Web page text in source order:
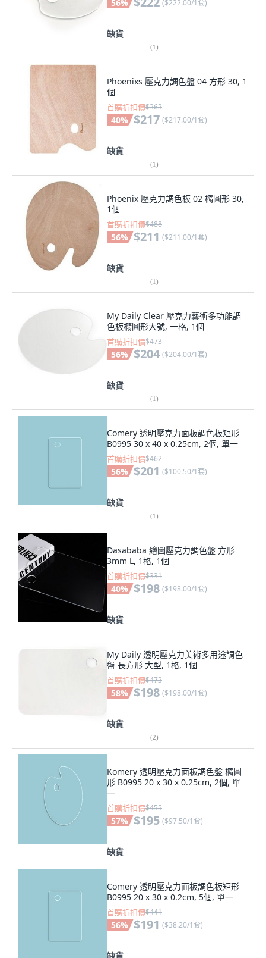
56% ($222.00/1套)
缺貨
(1)
Phoenixs 壓克力調色盤 04 方形 30, 1
個
首購折扣價$363
40% $217 ($217.00/1套)
缺貨
(1)
Phoenix 壓克力調色板 02 橢圓形 30,
1個
首購折扣價$488
56% $211 ($211.00/1套)
缺貨
(1)
My Daily Clear 壓克力藝術多功能調
色板橢圓形大號, 一格, 1個
首購折扣價$473
56% $204 ($204.00/1套)
缺貨
(1)
Comery 透明壓克力面板調色板矩形
B0995 30 x 40 x 0.25cm, 2個, 單一
首購折扣價$462
56% $201 ($100.50/1套)
缺貨
(1)
Dasababa 繪圖壓克力調色盤 方形
3mm L, 1格, 1個
首購折扣價$331
40% $198 ($198.00/1套)
缺貨
My Daily 透明壓克力美術多用途調色
盤 長方形 大型, 1格, 1個
首購折扣價$473
58% $198 ($198.00/1套)
缺貨
(2)
Komery 透明壓克力面板調色盤 橢圓
形 B0995 20 x 30 x 0.25cm, 2個, 單
一
首購折扣價$455
57% $195 ($97.50/1套)
缺貨
Comery 透明壓克力面板調色板矩形
B0995 20 x 30 x 0.2cm, 5個, 單一
首購折扣價$441
56% $191 ($38.20/1套)